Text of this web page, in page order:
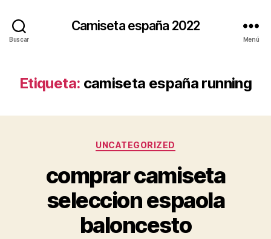
Buscar
Camiseta españa 2022
Menú
Etiqueta: camiseta españa running
Categorías
UNCATEGORIZED
comprar camiseta
seleccion espaola
baloncesto